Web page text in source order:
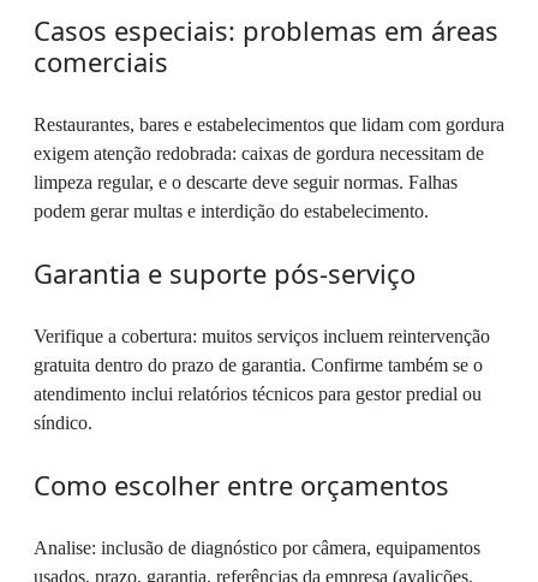
Casos especiais: problemas em áreas
comerciais
Restaurantes, bares e estabelecimentos que lidam com gordura
exigem atenção redobrada: caixas de gordura necessitam de
limpeza regular, e o descarte deve seguir normas. Falhas
podem gerar multas e interdição do estabelecimento.
Garantia e suporte pós-serviço
Verifique a cobertura: muitos serviços incluem reintervenção
gratuita dentro do prazo de garantia. Confirme também se o
atendimento inclui relatórios técnicos para gestor predial ou
síndico.
Como escolher entre orçamentos
Analise: inclusão de diagnóstico por câmera, equipamentos
usados, prazo, garantia, referências da empresa (avalições,